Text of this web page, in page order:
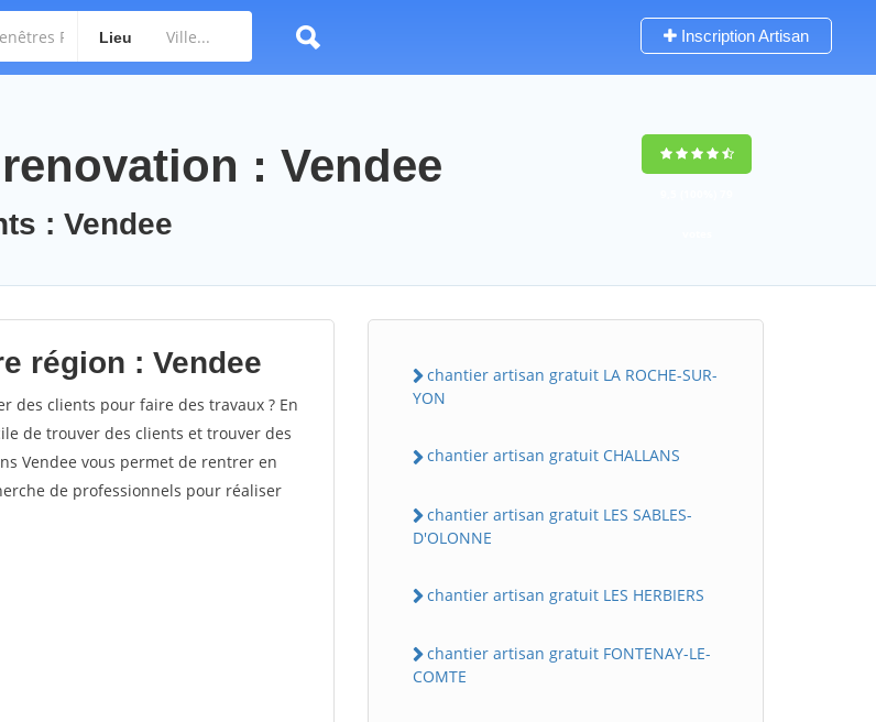
Lieu Inscription Artisan
: Vendee
: Vendee
région : Vendee
des clients pour faire des travaux ? En
de trouver des clients et trouver des
Vendee vous permet de rentrer en
de professionnels pour réaliser
chantier artisan gratuit LA ROCHE-SUR-
YON
chantier artisan gratuit CHALLANS
chantier artisan gratuit LES SABLES-
D'OLONNE
chantier artisan gratuit LES HERBIERS
chantier artisan gratuit FONTENAY-LE-
COMTE